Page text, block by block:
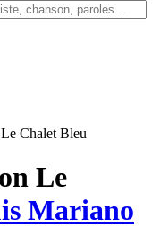
Chalet Bleu
Le
Mariano